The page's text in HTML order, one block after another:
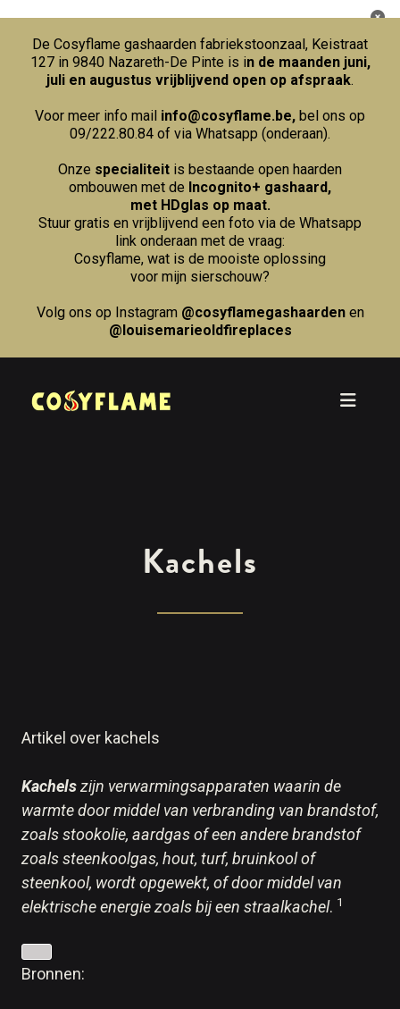
De Cosyflame gashaarden fabriekstoonzaal, Keistraat
127 in 9840 Nazareth-De Pinte is in de maanden juni,
juli en augustus vrijblijvend open op afspraak.
Voor meer info mail info@cosyflame.be, bel ons op
09/222.80.84 of via Whatsapp (onderaan).
Onze specialiteit is bestaande open haarden
ombouwen met de Incognito+ gashaard,
met HDglas op maat.
Stuur gratis en vrijblijvend een foto via de Whatsapp
link onderaan met de vraag:
Cosyflame, wat is de mooiste oplossing
voor mijn sierschouw?
Volg ons op Instagram @cosyflamegashaardenen
@louisemarieoldfireplaces
Kachels
Artikel over kachels
Kachelszijn verwarmingsapparaten waarin de
warmte door middel van verbranding van brandstof,
zoals stookolie, aardgas of een andere brandstof
zoals steenkoolgas, hout, turf, bruinkool of
steenkool, wordt opgewekt, of door middel van
elektrische energie zoals bij een straalkachel. 1
Bronnen: